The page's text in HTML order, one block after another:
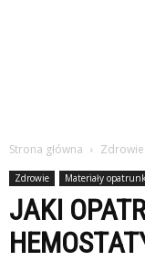
Strona główna Zdrowie
Zdrowie Materiały
JAKI